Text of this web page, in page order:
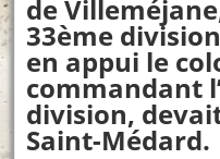
de
33ème
en appui le
commandant
division,
Saint-Médard.